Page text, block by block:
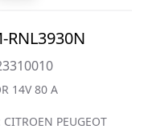
RNL3930N
14V 80 A
PEUGEOT